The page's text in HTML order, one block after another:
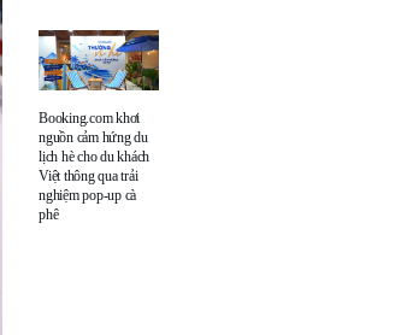
Booking.com khơi
nguồn cảm hứng du
lịch hè cho du khách
Việt thông qua trải
nghiệm pop-up cà
phê